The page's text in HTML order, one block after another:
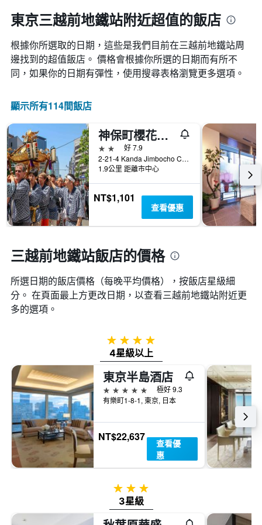
東京三越前地鐵站附近超值的飯店
根據你所選取的日期，這些是我們目前在三越前地鐵站​周
邊找到的超值​飯店。 價格會根據你所選的日期而有所不
同，如果你的日期有彈性，使用搜尋表格瀏覽更多選項。
顯示所有114間飯店
神保町櫻花酒店
2星級
好 7.9
2-21-4 Kanda Jimbocho Chiyoda-ku, 東京, 日本
1.9公里 距離市中心
NT$1,101
查看優惠
三越前地鐵站飯店的價格
所選日期的飯店價格（每晚平均價格），按飯店星級細
分。 在頁面最上方更改日期，以查看三越前地鐵站​附近更
多的選項。
4星級
4星級以上
東京半島酒店
5星級
極好 9.3
有樂町1-8-1, 東京, 日本
NT$22,637
查看優
惠
3星級
3星級